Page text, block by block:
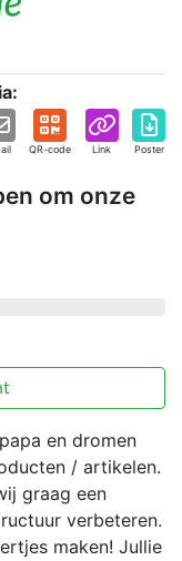
QR-code Link Poster
om onze
en dromen
/ artikelen.
graag een
verbeteren.
maken! Jullie